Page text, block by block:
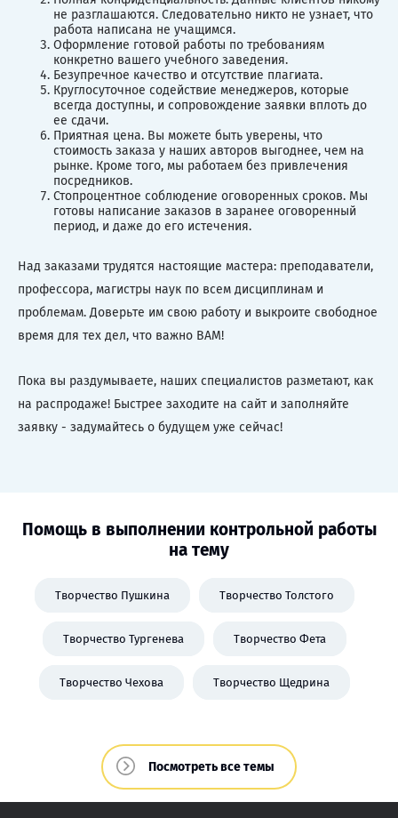
не разглашаются. Следовательно никто не узнает, что
работа написана не учащимся.
Оформление готовой работы по требованиям
конкретно вашего учебного заведения.
Безупречное качество и отсутствие плагиата.
Круглосуточное содействие менеджеров, которые
всегда доступны, и сопровождение заявки вплоть до
ее сдачи.
Приятная цена. Вы можете быть уверены, что
стоимость заказа у наших авторов выгоднее, чем на
рынке. Кроме того, мы работаем без привлечения
посредников.
Стопроцентное соблюдение оговоренных сроков. Мы
готовы написание заказов в заранее оговоренный
период, и даже до его истечения.
Над заказами трудятся настоящие мастера: преподаватели,
профессора, магистры наук по всем дисциплинам и
проблемам. Доверьте им свою работу и выкроите свободное
время для тех дел, что важно ВАМ!
Пока вы раздумываете, наших специалистов разметают, как
на распродаже! Быстрее заходите на сайт и заполняйте
заявку - задумайтесь о будущем уже сейчас!
Помощь в выполнении контрольной работы
на тему
Творчество Пушкина Творчество Толстого
Творчество Тургенева Творчество Фета
Творчество Чехова Творчество Щедрина
Посмотреть все темы